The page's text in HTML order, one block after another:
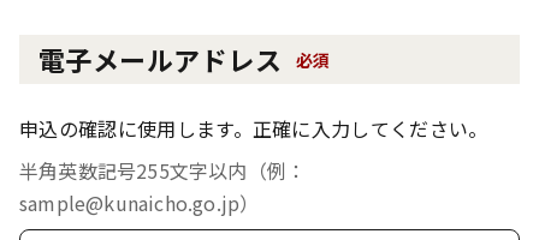
電子メールアドレス 必須
申込の確認に使用します。正確に入力してください。
半角英数記号255文字以内（例：
sample@kunaicho.go.jp）